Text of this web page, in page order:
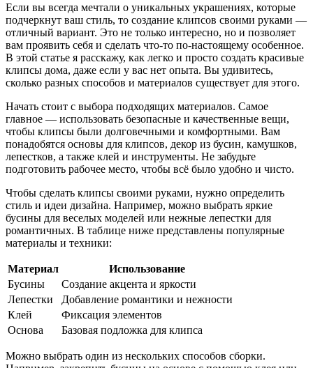
Если вы всегда мечтали о уникальных украшениях, которые
подчеркнут ваш стиль, то создание клипсов своими руками —
отличный вариант. Это не только интересно, но и позволяет
вам проявить себя и сделать что-то по-настоящему особенное.
В этой статье я расскажу, как легко и просто создать красивые
клипсы дома, даже если у вас нет опыта. Вы удивитесь,
сколько разных способов и материалов существует для этого.
Начать стоит с выбора подходящих материалов. Самое
главное — использовать безопасные и качественные вещи,
чтобы клипсы были долговечными и комфортными. Вам
понадобятся основы для клипсов, декор из бусин, камушков,
лепестков, а также клей и инструменты. Не забудьте
подготовить рабочее место, чтобы всё было удобно и чисто.
Чтобы сделать клипсы своими руками, нужно определить
стиль и идеи дизайна. Например, можно выбрать яркие
бусины для веселых моделей или нежные лепестки для
романтичных. В таблице ниже представлены популярные
материалы и техники:
Материал
Использование
Бусины
Создание акцента и яркости
Лепестки
Добавление романтики и нежности
Клей
Фиксация элементов
Основа
Базовая подложка для клипса
Можно выбрать один из нескольких способов сборки.